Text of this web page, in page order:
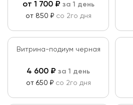
от 1 700₽ за 1 день
от 850 ₽ со 2го дня
Витрина-подиум черная
4 600 ₽ за 1 день
от 650 ₽ со 2го дня